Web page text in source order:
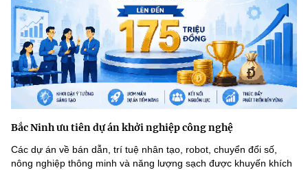
Bắc Ninh ưu tiên dự án khởi nghiệp công nghệ
Các dự án về bán dẫn, trí tuệ nhân tạo, robot, chuyển đổi số,
nông nghiệp thông minh và năng lượng sạch được khuyến khích